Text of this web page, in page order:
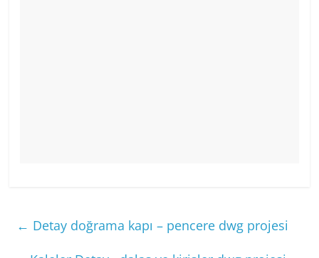
← Detay doğrama kapı – pencere dwg projesi